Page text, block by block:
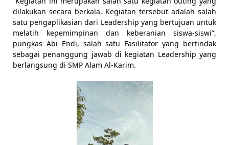
dilakukan secara berkala. Kegiatan tersebut adalah salah
satu pengaplikasian dari Leadership yang bertujuan untuk
melatih kepemimpinan dan keberanian siswa-siswi”,
pungkas Abi Endi, salah satu Fasilitator yang bertindak
sebagai penanggung jawab di kegiatan Leadership yang
berlangsung di SMP Alam Al-Karim.